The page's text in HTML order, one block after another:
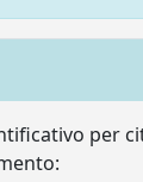
per